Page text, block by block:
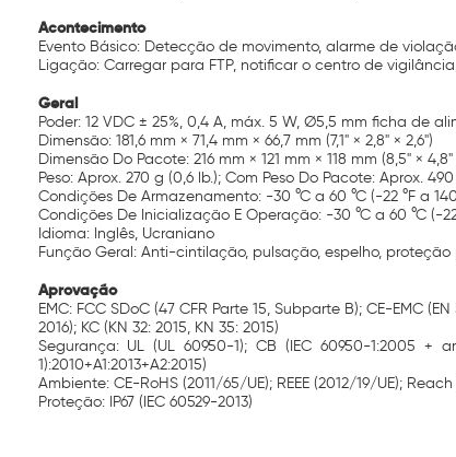
Acontecimento
Evento Básico: Detecção de movimento, alarme de
Ligação: Carregar para FTP, notificar o centro de
Geral
Poder: 12 VDC ± 25%, 0,4 A, máx. 5 W, Ø5,5 mm ficha de
Dimensão: 181,6 mm × 71,4 mm × 66,7 mm (7,1" × 2,8" × 2,6")
Dimensão Do Pacote: 216 mm × 121 mm × 118 mm (8,5" × 4,8"
Peso: Aprox. 270 g (0,6 lb.); Com Peso Do Pacote: Aprox. 490
Condições De Armazenamento: -30 °C a 60 °C (-22 °F a
Condições De Inicialização E Operação: -30 °C a 60 °C (-
Idioma: Inglês, Ucraniano
Função Geral: Anti-cintilação, pulsação, espelho,
Aprovação
EMC: FCC SDoC (47 CFR Parte 15, Subparte B); CE-EMC
2016); KC (KN 32: 2015, KN 35: 2015)
Segurança: UL (UL 60950-1); CB (IEC 60950-1:2005 +
1):2010+A1:2013+A2:2015)
Ambiente: CE-RoHS (2011/65/UE); REEE (2012/19/UE);
Proteção: IP67 (IEC 60529-2013)